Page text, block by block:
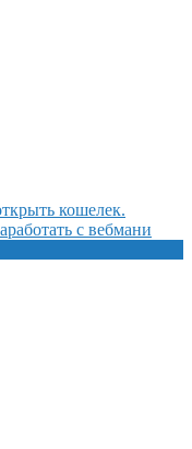
кошелек.
с вебмани